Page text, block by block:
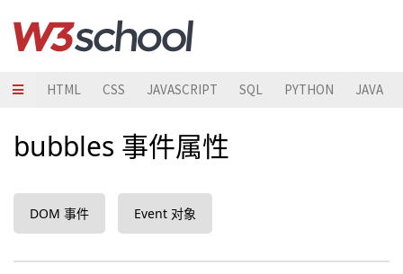
HTML CSS JAVASCRIPT SQL PYTHON JAVA
bubbles 事件属性
DOM 事件 Event 对象